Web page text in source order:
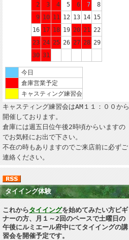
2
3 4 5 6 7
8
9 10 11 12 13 14 15
16 17 18 19 20 21
22
23 24 25 26 27 28 29
30 31
今日
倉庫営業予定
キャスティング練習会
キャスティング練習会はAM１１：００から
開催しております。
倉庫には週五日位午後2時頃からいますの
でお気軽にお出で下さい。
不在の時もありますのでご来店前に必ずご
連絡ください。
タイイング体験
これからタイイングを始めてみたい方ビギ
ナーの方、月１～2回のペースで土曜日の
午後にルミエール府中にてタイイングの講
習会を開催予定です。